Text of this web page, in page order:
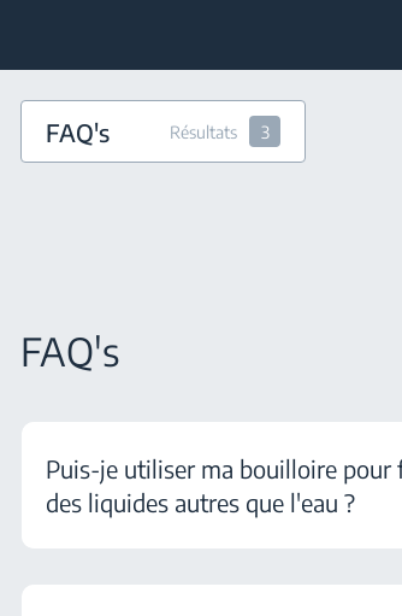
FAQ's Résultats 3
FAQ's
Puis-je utiliser ma bouilloire
des liquides autres que l'eau ?